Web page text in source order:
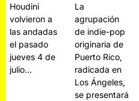
Houdini
volvieron a
las andadas
el pasado
jueves 4 de
julio…
La
agrupación
de indie-pop
originaria de
Puerto Rico,
radicada en
Los Ángeles,
se presentará